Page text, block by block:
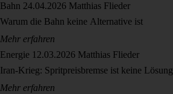
Bahn 24.04.2026 Matthias Flieder
Warum die Bahn keine Alternative ist
Mehr erfahren
Energie 12.03.2026 Matthias Flieder
Iran-Krieg: Spritpreisbremse ist keine Lösung
Mehr erfahren